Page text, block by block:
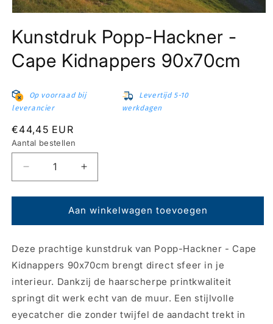
openen
in
modaal
Kunstdruk Popp-Hackner -
Cape Kidnappers 90x70cm
Op voorraad bij
leverancier
Levertijd 5-10
werkdagen
Normale
prijs
€44,45 EUR
Aantal bestellen
Aantal
verlagen
voor
Kunstdruk
Popp-
-
Cape
Kidnappers
90x70cm
Aantal
verhogen
voor
Kunstdruk
Popp-
Cape
Kidnappers
90x70cm
Aan winkelwagen toevoegen
Deze prachtige kunstdruk van Popp-Hackner - Cape
Kidnappers 90x70cm brengt direct sfeer in je
interieur. Dankzij de haarscherpe printkwaliteit
springt dit werk echt van de muur. Een stijlvolle
eyecatcher die zonder twijfel de aandacht trekt in